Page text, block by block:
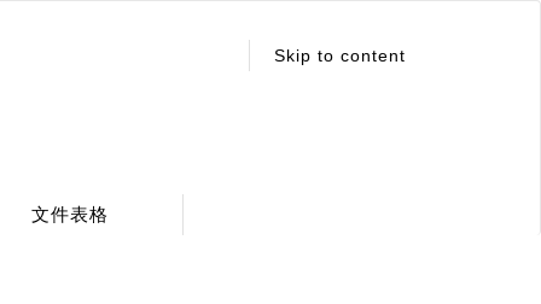
Skip to content
文件表格